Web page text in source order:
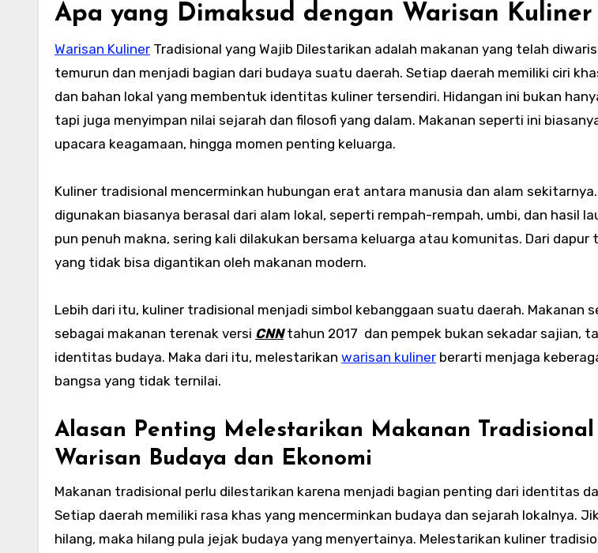
Apa yang Dimaksud dengan Warisan Kuliner
Warisan Kuliner Tradisional yang Wajib Dilestarikan adalah makanan yang telah
temurun dan menjadi bagian dari budaya suatu daerah. Setiap daerah memiliki ciri
dan bahan lokal yang membentuk identitas kuliner tersendiri. Hidangan ini bukan
tapi juga menyimpan nilai sejarah dan filosofi yang dalam. Makanan seperti ini
upacara keagamaan, hingga momen penting keluarga.
Kuliner tradisional mencerminkan hubungan erat antara manusia dan alam
digunakan biasanya berasal dari alam lokal, seperti rempah-rempah, umbi, dan hasil
pun penuh makna, sering kali dilakukan bersama keluarga atau komunitas. Dari dapur
yang tidak bisa digantikan oleh makanan modern.
Lebih dari itu, kuliner tradisional menjadi simbol kebanggaan suatu daerah. Makanan
sebagai makanan terenak versi CNN tahun 2017 dan pempek bukan sekadar sajian,
identitas budaya. Maka dari itu, melestarikan warisan kuliner berarti menjaga
bangsa yang tidak ternilai.
Alasan Penting Melestarikan Makanan Tradisional
Warisan Budaya dan Ekonomi
Makanan tradisional perlu dilestarikan karena menjadi bagian penting dari identitas
Setiap daerah memiliki rasa khas yang mencerminkan budaya dan sejarah lokalnya.
hilang, maka hilang pula jejak budaya yang menyertainya. Melestarikan kuliner